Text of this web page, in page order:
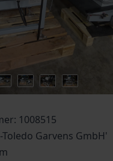
1008515
Garvens GmbH'